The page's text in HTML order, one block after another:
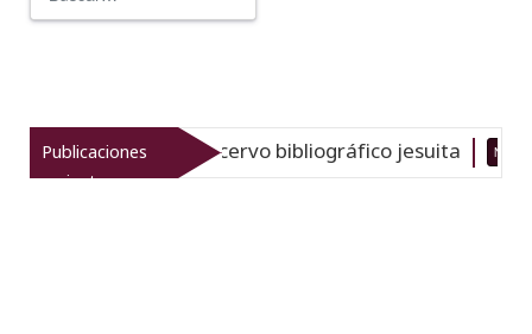
Publicaciones
recientes
gran acervo bibliográfico jesuita Nuevo 06-08-26